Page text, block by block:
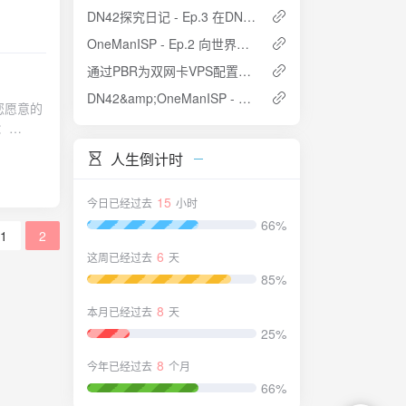
ASN
或者
字母、
填
MED
同地
缘路
加
将本应
source = RTS_STATIC then reject; krt_prefsrc = OWNIP; accept; }; }; } protocol static { route OWNNET reject; ipv4 { import all; export none; }; } protocol static { route OWNNETv6 reject; ipv6 { import all; export none; }; } include "rpki.conf"; include "ebgp.conf"; 此处OWNIP和OWNIPV6参数意为本机的DN42 IPv4和IPv6地址，不是地址块的地址，比如我申请到的地址段是172.20.234.224/28，我给A机器分配了172.20.234.225，则OWNIP为172.20.234.225，IPv6同理。 rpki.conf 你可能在其他教程里看到过使用定时任务+重载Bird的更新ROA方案，此处配置RPKI则是另一种配置ROA的方式。 创建/etc/bird/rpki.conf
1 2
DN42探究日记 - Ep.3 在DN42中注册域名并搭建权威DNS
OneManISP - Ep.2 向世界宣告我们自己的IP段
通过PBR为双网卡VPS配置多出口路由
DN42&amp;OneManISP - 使用VRF实现公网BGP和DN42共用一台机器
人生倒计时
今日已经过去 15 小时
66%
这周已经过去 6 天
85%
本月已经过去 8 天
25%
今年已经过去 8 个月
66%